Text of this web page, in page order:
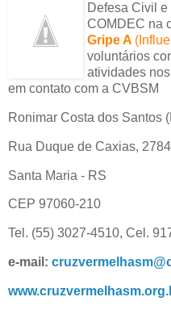
Defesa Civil
COMDEC na
Gripe A
voluntários
atividades
em contato com a CVBSM
Ronimar Costa dos Santos (
Rua Duque de Caxias,
Santa Maria - RS
CEP 97060-210
Tel. (55) 3027-4510, Cel.
e-mail: